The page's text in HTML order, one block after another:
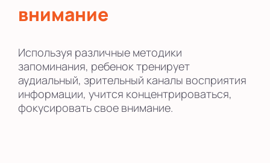
внимание
Используя различные методики
запоминания, ребенок тренирует
аудиальный, зрительный каналы восприятия
информации, учится концентрироваться,
фокусировать свое внимание.